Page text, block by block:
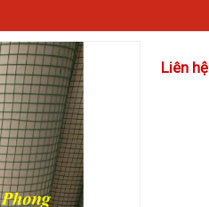
Liên hệ